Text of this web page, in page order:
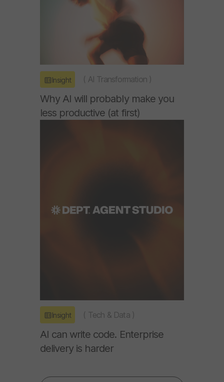
Insight ( AI Transformation )
Why AI will probably make you
less productive (at first)
Insight ( Tech & Data )
AI can write code. Enterprise
delivery is harder